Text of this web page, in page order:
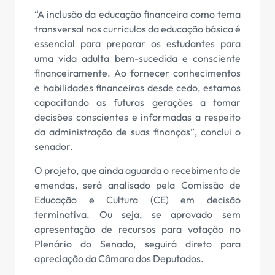
“A inclusão da educação financeira como tema
transversal nos currículos da educação básica é
essencial para preparar os estudantes para
uma vida adulta bem-sucedida e consciente
financeiramente. Ao fornecer conhecimentos
e habilidades financeiras desde cedo, estamos
capacitando as futuras gerações a tomar
decisões conscientes e informadas a respeito
da administração de suas finanças”, conclui o
senador.
O projeto, que ainda aguarda o recebimento de
emendas, será analisado pela Comissão de
Educação e Cultura (CE) em decisão
terminativa. Ou seja, se aprovado sem
apresentação de recursos para votação no
Plenário do Senado, seguirá direto para
apreciação da Câmara dos Deputados.